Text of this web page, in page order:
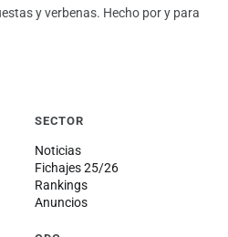
y verbenas. Hecho por y para
SECTOR
Noticias
Fichajes 25/26
Rankings
Anuncios